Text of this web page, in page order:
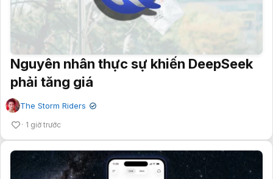
Nguyên nhân thực sự khiến DeepSeek
phải tăng giá
The Storm Riders ✔
1 giờ trước